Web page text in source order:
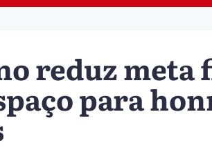
reduz meta
para